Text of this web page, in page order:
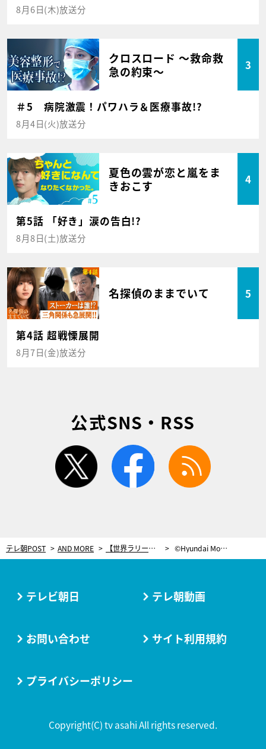
8月6日(木)放送分
クロスロード ～救命救
急の約束～
3
＃5 病院激震！パワハラ＆医療事故!?
8月4日(火)放送分
夏色の雲が恋と嵐をま
きおこす
4
第5話 「好き」涙の告白!?
8月8日(土)放送分
名探偵のままでいて 5
第4話 超戦慄展開
8月7日(金)放送分
公式SNS・RSS
twitter facebook
テレ朝POST AND MORE 【世界ラリー（WRC）】今年は1強じゃないから面白い！第11戦ラリー・エスパーニャ開幕へ ©Hyundai Motorsport ／無断転載禁止
テレビ朝日 テレ朝動画
お問い合わせ サイト利用規約
プライバシーポリシー
Copyright(C) tv asahi All rights reserved.